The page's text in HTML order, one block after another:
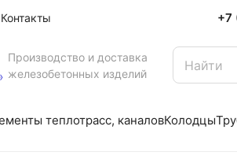
Контакты +7
Производство и доставка
железобетонных изделий
теплотрасс, каналовКолодцы